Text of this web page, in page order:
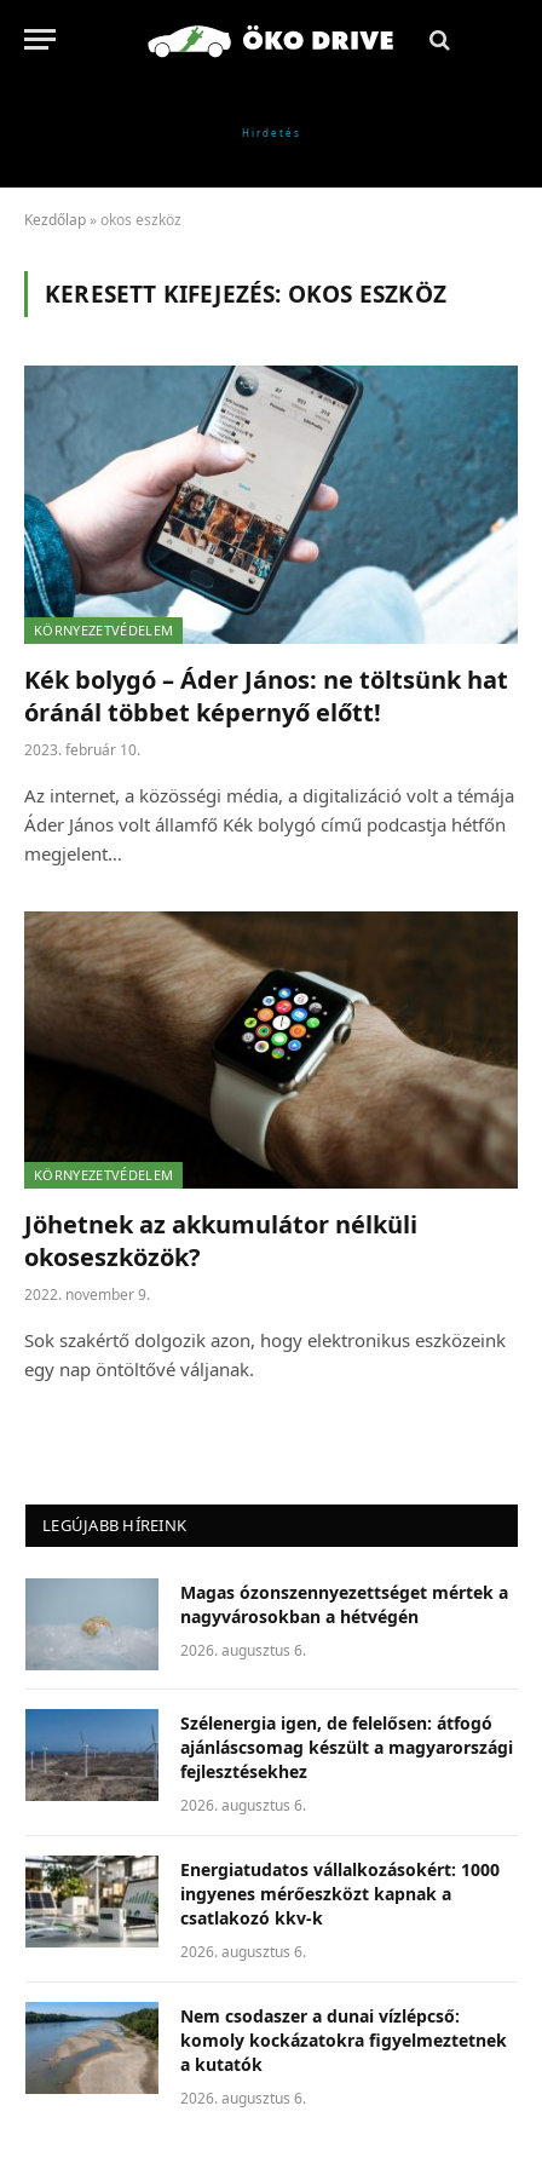
Kezdőlap »okos eszköz
KERESETT KIFEJEZÉS: OKOS ESZKÖZ
KÖRNYEZETVÉDELEM
Kék bolygó – Áder János: ne töltsünk hat
óránál többet képernyő előtt!
2023. február 10.
Az internet, a közösségi média, a digitalizáció volt a témája
Áder János volt államfő Kék bolygó című podcastja hétfőn
megjelent…
KÖRNYEZETVÉDELEM
Jöhetnek az akkumulátor nélküli
okoseszközök?
2022. november 9.
Sok szakértő dolgozik azon, hogy elektronikus eszközeink
egy nap öntöltővé váljanak.
LEGÚJABB HÍREINK
Magas ózonszennyezettséget mértek a
nagyvárosokban a hétvégén
2026. augusztus 6.
Szélenergia igen, de felelősen: átfogó
ajánláscsomag készült a magyarországi
fejlesztésekhez
2026. augusztus 6.
Energiatudatos vállalkozásokért: 1000
ingyenes mérőeszközt kapnak a
csatlakozó kkv-k
2026. augusztus 6.
Nem csodaszer a dunai vízlépcső:
komoly kockázatokra figyelmeztetnek
a kutatók
2026. augusztus 6.